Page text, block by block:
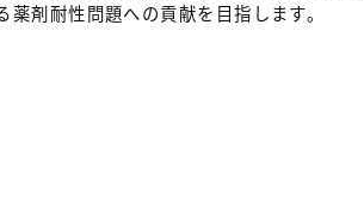
剤耐性問題への貢献を目指します。